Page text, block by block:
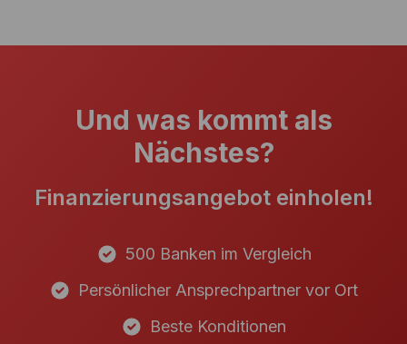
Und was kommt als
Nächstes?
Finanzierungsangebot einholen!
500 Banken im Vergleich
Persönlicher Ansprechpartner vor Ort
Beste Konditionen